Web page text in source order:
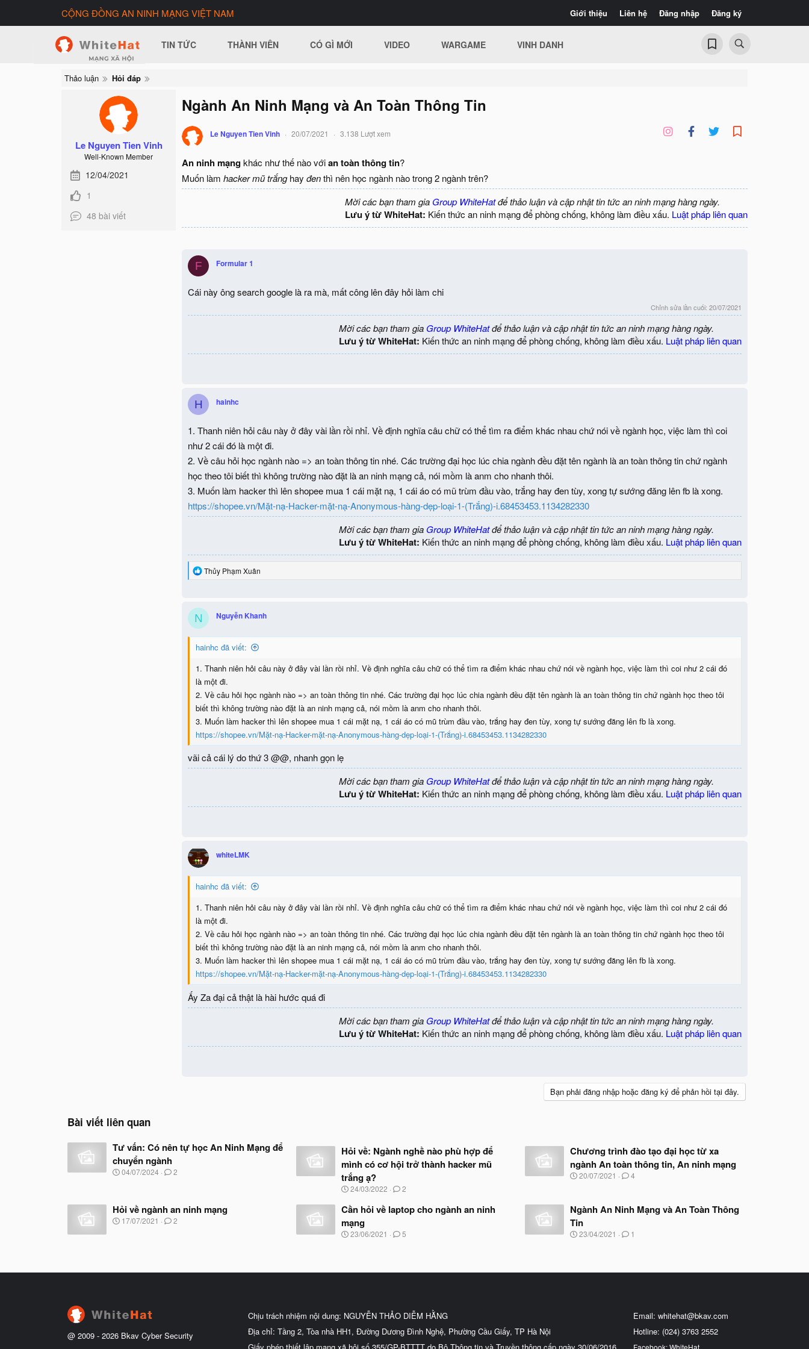
Giới thiệu Liên hệ Đăng nhập Đăng ký
CỘNG ĐỒNG AN NINH MẠNG VIỆT NAM
TIN TỨC THÀNH VIÊN CÓ GÌ MỚI VIDEO WARGAME VINH DANH
Thảo luận Hỏi đáp
Le Nguyen Tien Vinh
Well-Known Member
12/04/2021
1
48 bài viết
Ngành An Ninh Mạng và An Toàn Thông Tin
Le Nguyen Tien Vinh 20/07/2021 3.138 Lượt xem
An ninh mạngkhác như thế nào vớian toàn thông tin?
Muốn làm hacker mũ trắnghay đenthì nên học ngành nào trong 2 ngành trên?
Mời các bạn tham gia Group WhiteHatđể thảo luận và cập nhật tin tức an ninh mạng hàng ngày.
Lưu ý từ WhiteHat: Kiến thức an ninh mạng để phòng chống, không làm điều xấu. Luật pháp liên quan
F Formular 1
Cái này ông search google là ra mà, mất công lên đây hỏi làm chi
Chỉnh sửa lần cuối: 20/07/2021
Mời các bạn tham gia Group WhiteHatđể thảo luận và cập nhật tin tức an ninh mạng hàng ngày.
Lưu ý từ WhiteHat: Kiến thức an ninh mạng để phòng chống, không làm điều xấu. Luật pháp liên quan
H hainhc
1. Thanh niên hỏi câu này ở đây vài lần rồi nhỉ. Về định nghĩa câu chữ có thể tìm ra điểm khác nhau chứ nói về ngành học, việc làm thì coi
như 2 cái đó là một đi.
2. Về câu hỏi học ngành nào => an toàn thông tin nhé. Các trường đại học lúc chia ngành đều đặt tên ngành là an toàn thông tin chứ ngành
học theo tôi biết thì không trường nào đặt là an ninh mạng cả, nói mồm là anm cho nhanh thôi.
3. Muốn làm hacker thì lên shopee mua 1 cái mặt nạ, 1 cái áo có mũ trùm đầu vào, trắng hay đen tùy, xong tự sướng đăng lên fb là xong.
https://shopee.vn/Mặt-nạ-Hacker-mặt-nạ-Anonymous-hàng-dẹp-loại-1-(Trắng)-i.68453453.1134282330
Mời các bạn tham gia Group WhiteHatđể thảo luận và cập nhật tin tức an ninh mạng hàng ngày.
Lưu ý từ WhiteHat: Kiến thức an ninh mạng để phòng chống, không làm điều xấu. Luật pháp liên quan
R
t
o
n
s
Thủy Phạm Xuân
N Nguyễn Khanh
hainhc đã viết:
1. Thanh niên hỏi câu này ở đây vài lần rồi nhỉ. Về định nghĩa câu chữ có thể tìm ra điểm khác nhau chứ nói về ngành học, việc làm thì coi như 2 cái đó
là một đi.
2. Về câu hỏi học ngành nào => an toàn thông tin nhé. Các trường đại học lúc chia ngành đều đặt tên ngành là an toàn thông tin chứ ngành học theo tôi
biết thì không trường nào đặt là an ninh mạng cả, nói mồm là anm cho nhanh thôi.
3. Muốn làm hacker thì lên shopee mua 1 cái mặt nạ, 1 cái áo có mũ trùm đầu vào, trắng hay đen tùy, xong tự sướng đăng lên fb là xong.
https://shopee.vn/Mặt-nạ-Hacker-mặt-nạ-Anonymous-hàng-dẹp-loại-1-(Trắng)-i.68453453.1134282330
vãi cả cái lý do thứ 3 @@, nhanh gọn lẹ
Mời các bạn tham gia Group WhiteHatđể thảo luận và cập nhật tin tức an ninh mạng hàng ngày.
Lưu ý từ WhiteHat: Kiến thức an ninh mạng để phòng chống, không làm điều xấu. Luật pháp liên quan
whiteLMK
hainhc đã viết:
1. Thanh niên hỏi câu này ở đây vài lần rồi nhỉ. Về định nghĩa câu chữ có thể tìm ra điểm khác nhau chứ nói về ngành học, việc làm thì coi như 2 cái đó
là một đi.
2. Về câu hỏi học ngành nào => an toàn thông tin nhé. Các trường đại học lúc chia ngành đều đặt tên ngành là an toàn thông tin chứ ngành học theo tôi
biết thì không trường nào đặt là an ninh mạng cả, nói mồm là anm cho nhanh thôi.
3. Muốn làm hacker thì lên shopee mua 1 cái mặt nạ, 1 cái áo có mũ trùm đầu vào, trắng hay đen tùy, xong tự sướng đăng lên fb là xong.
https://shopee.vn/Mặt-nạ-Hacker-mặt-nạ-Anonymous-hàng-dẹp-loại-1-(Trắng)-i.68453453.1134282330
Ấy Za đại cả thật là hài hước quá đi
Mời các bạn tham gia Group WhiteHatđể thảo luận và cập nhật tin tức an ninh mạng hàng ngày.
Lưu ý từ WhiteHat: Kiến thức an ninh mạng để phòng chống, không làm điều xấu. Luật pháp liên quan
Bạn phải đăng nhập hoặc đăng ký để phản hồi tại đây.
Bài viết liên quan
Tư vấn: Có nên tự học An Ninh Mạng để
chuyển ngành
N
b
ắ
04/07/2024 2
Hỏi về: Ngành nghề nào phù hợp để
mình có cơ hội trở thành hacker mũ
trắng ạ?
N
à
b
ắ
u
24/03/2022 2
Chương trình đào tạo đại học từ xa
ngành An toàn thông tin, An ninh mạng
N
b
ắ
t
20/07/2021 4
Hỏi về ngành an ninh mạng
N
17/07/2021 2
Cần hỏi về laptop cho ngành an ninh
mạng
N
b
u
23/06/2021 5
Ngành An Ninh Mạng và An Toàn Thông
Tin
N
b
23/04/2021 1
@ 2009 - 2026 Bkav Cyber Security
Chịu trách nhiệm nội dung: NGUYỄN THẢO DIỄM HẰNG
Địa chỉ: Tầng 2, Tòa nhà HH1, Đường Dương Đình Nghệ, Phường Cầu Giấy, TP Hà Nội
Email: whitehat@bkav.com
Hotline: (024) 3763 2552
Facebook: WhiteHat